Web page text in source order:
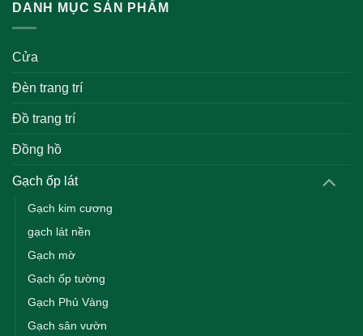
DANH MỤC SẢN PHẨM
Cửa
Đèn trang trí
Đồ trang trí
Đồng hồ
Gạch ốp lát
Gạch kim cương
gạch lát nền
Gạch mờ
Gạch ốp tường
Gạch Phủ Vàng
Gạch sân vườn